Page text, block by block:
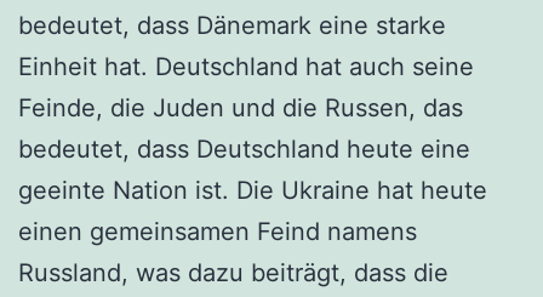
bedeutet, dass Dänemark eine starke
Einheit hat. Deutschland hat auch seine
Feinde, die Juden und die Russen, das
bedeutet, dass Deutschland heute eine
geeinte Nation ist. Die Ukraine hat heute
einen gemeinsamen Feind namens
Russland, was dazu beiträgt, dass die